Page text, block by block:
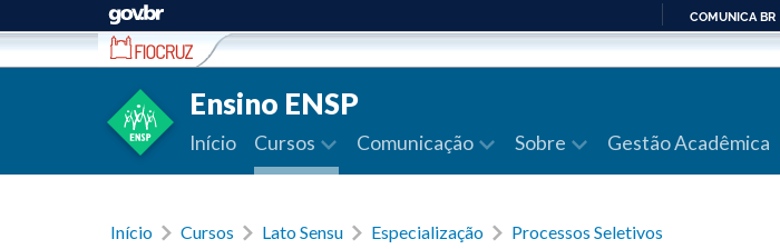
Ir para conteúdo
PARA
COMUNICA BR
Ensino ENSP
Início Cursos Comunicação Sobre Gestão Acadêmica
Início Cursos Lato Sensu Especialização Processos Seletivos